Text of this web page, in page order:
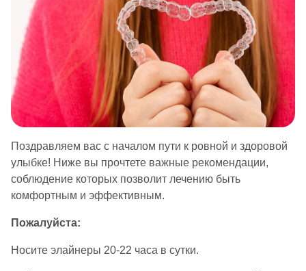
Поздравляем вас с началом пути к ровной и здоровой
улыбке! Ниже вы прочтете важные рекомендации,
соблюдение которых позволит лечению быть
комфортным и эффективным.
Пожалуйста:
Носите элайнеры 20-22 часа в сутки.